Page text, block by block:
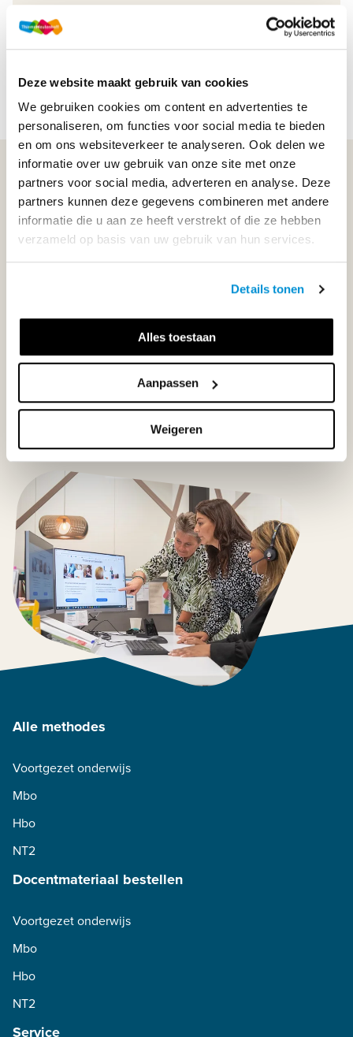
Deze website maakt gebruik van cookies
We gebruiken cookies om content en advertenties te
personaliseren, om functies voor social media te bieden
en om ons websiteverkeer te analyseren. Ook delen we
informatie over uw gebruik van onze site met onze
partners voor social media, adverteren en analyse. Deze
partners kunnen deze gegevens combineren met andere
informatie die u aan ze heeft verstrekt of die ze hebben
verzameld op basis van uw gebruik van hun services.
Details tonen
Alles toestaan
Aanpassen
Weigeren
Soort uitgave
Online + boek VO
WIJ STAAN VOOR JE KLAAR!
033-4483000
Maandag t/m vrijdag | 08.00 - 17.00 uur
Klantenservice
Neem contact op
Alle methodes
Voortgezet onderwijs
Mbo
Hbo
NT2
Docentmateriaal bestellen
Voortgezet onderwijs
Mbo
Hbo
NT2
Service